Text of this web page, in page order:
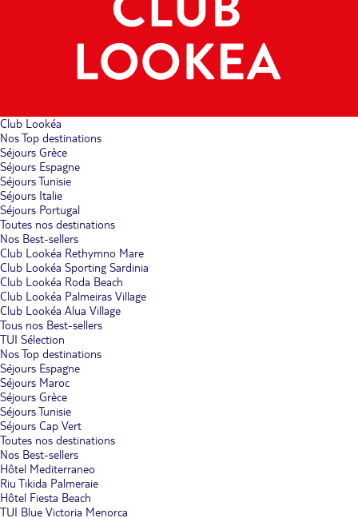
Club Lookéa
Nos Top destinations
Séjours Grèce
Séjours Espagne
Séjours Tunisie
Séjours Italie
Séjours Portugal
Toutes nos destinations
Nos Best-sellers
Club Lookéa Rethymno Mare
Club Lookéa Sporting Sardinia
Club Lookéa Roda Beach
Club Lookéa Palmeiras Village
Club Lookéa Alua Village
Tous nos Best-sellers
TUI Sélection
Nos Top destinations
Séjours Espagne
Séjours Maroc
Séjours Grèce
Séjours Tunisie
Séjours Cap Vert
Toutes nos destinations
Nos Best-sellers
Hôtel Mediterraneo
Riu Tikida Palmeraie
Hôtel Fiesta Beach
TUI Blue Victoria Menorca